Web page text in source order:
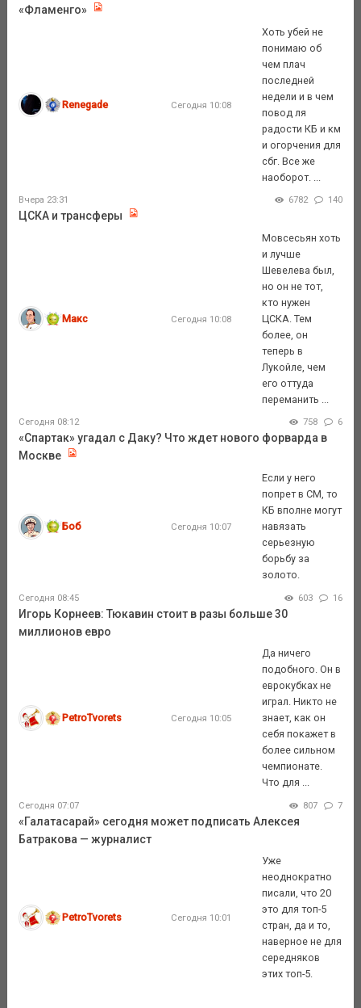
«Фламенго»
Renegade Сегодня 10:08
Хоть убей не
понимаю об
чем плач
последней
недели и в чем
повод ля
радости КБ и км
и огорчения для
сбг. Все же
наоборот. ...
Вчера 23:31 6782 140
ЦСКА и трансферы
Макс Сегодня 10:08
Мовсесьян хоть
и лучше
Шевелева был,
но он не тот,
кто нужен
ЦСКА. Тем
более, он
теперь в
Лукойле, чем
его оттуда
переманить ...
Сегодня 08:12 758 6
«Спартак» угадал с Даку? Что ждет нового форварда в
Москве
Боб Сегодня 10:07
Если у него
попрет в СМ, то
КБ вполне могут
навязать
серьезную
борьбу за
золото.
Сегодня 08:45 603 16
Игорь Корнеев: Тюкавин стоит в разы больше 30
миллионов евро
PetroTvorets Сегодня 10:05
Да ничего
подобного. Он в
еврокубках не
играл. Никто не
знает, как он
себя покажет в
более сильном
чемпионате.
Что для ...
Сегодня 07:07 807 7
«Галатасарай» сегодня может подписать Алексея
Батракова — журналист
PetroTvorets Сегодня 10:01
Уже
неоднократно
писали, что 20
это для топ-5
стран, да и то,
наверное не для
середняков
этих топ-5.